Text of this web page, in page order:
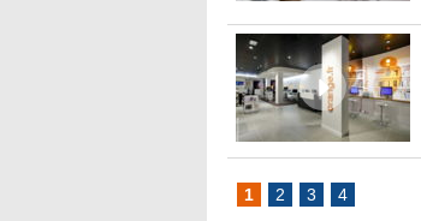
1 2 3 4